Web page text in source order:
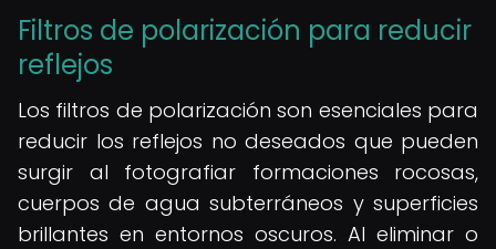
Filtros de polarización para reducir
reflejos
Los filtros de polarización son esenciales para
reducir los reflejos no deseados que pueden
surgir al fotografiar formaciones rocosas,
cuerpos de agua subterráneos y superficies
brillantes en entornos oscuros. Al eliminar o